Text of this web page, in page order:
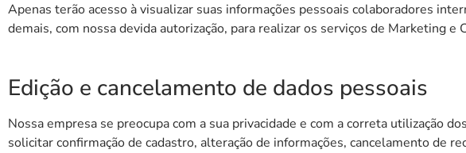
Apenas terão acesso à visualizar suas informações pessoais colaboradores
demais, com nossa devida autorização, para realizar os serviços de Marketing
Edição e cancelamento de dados pessoais
Nossa empresa se preocupa com a sua privacidade e com a correta utilização
solicitar confirmação de cadastro, alteração de informações, cancelamento de